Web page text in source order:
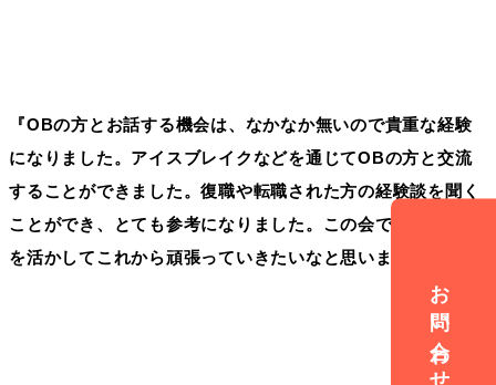
『OBの方とお話する機会は、なかなか無いので貴重な経験
になりました。アイスブレイクなどを通じてOBの方と交流
することができました。復職や転職された方の経験談を聞く
ことができ、とても参考になりました。この会で学んだこと
を活かしてこれから頑張っていきたいなと思いました。』
お問い合わせ